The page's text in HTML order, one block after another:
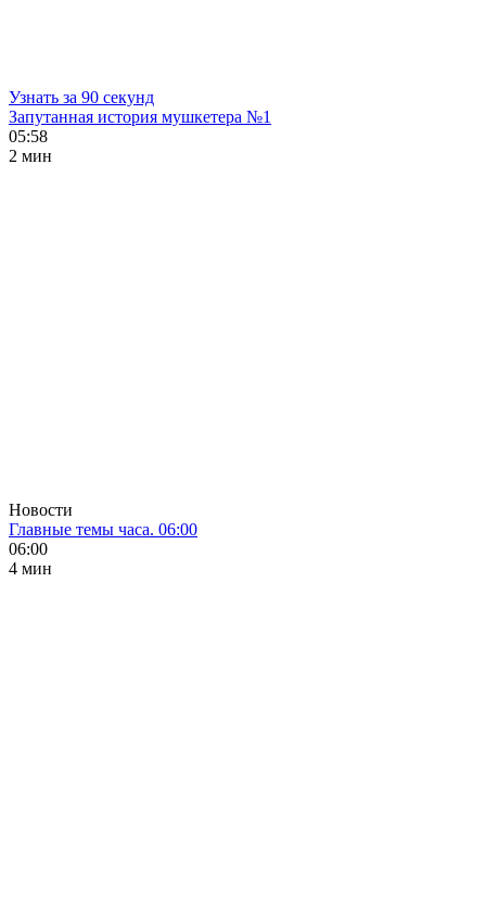
Узнать за 90 секунд
Запутанная история мушкетера №1
05:58
2 мин
Новости
Главные темы часа. 06:00
06:00
4 мин